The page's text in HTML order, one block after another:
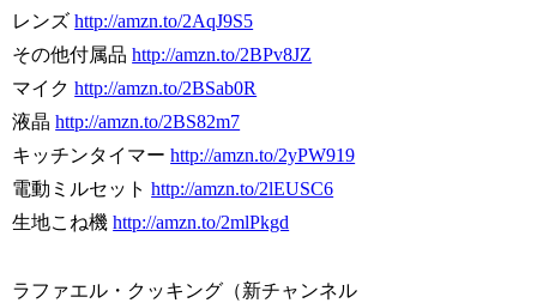
レンズhttp://amzn.to/2AqJ9S5
その他付属品http://amzn.to/2BPv8JZ
マイクhttp://amzn.to/2BSab0R
液晶http://amzn.to/2BS82m7
キッチンタイマーhttp://amzn.to/2yPW919
電動ミルセットhttp://amzn.to/2lEUSC6
生地こね機http://amzn.to/2mlPkgd
ラファエル・クッキング（新チャンネル